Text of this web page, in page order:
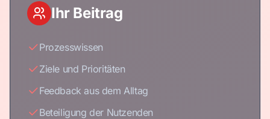
Ihr Beitrag
Prozesswissen
Ziele und Prioritäten
Feedback aus dem Alltag
Beteiligung der Nutzenden